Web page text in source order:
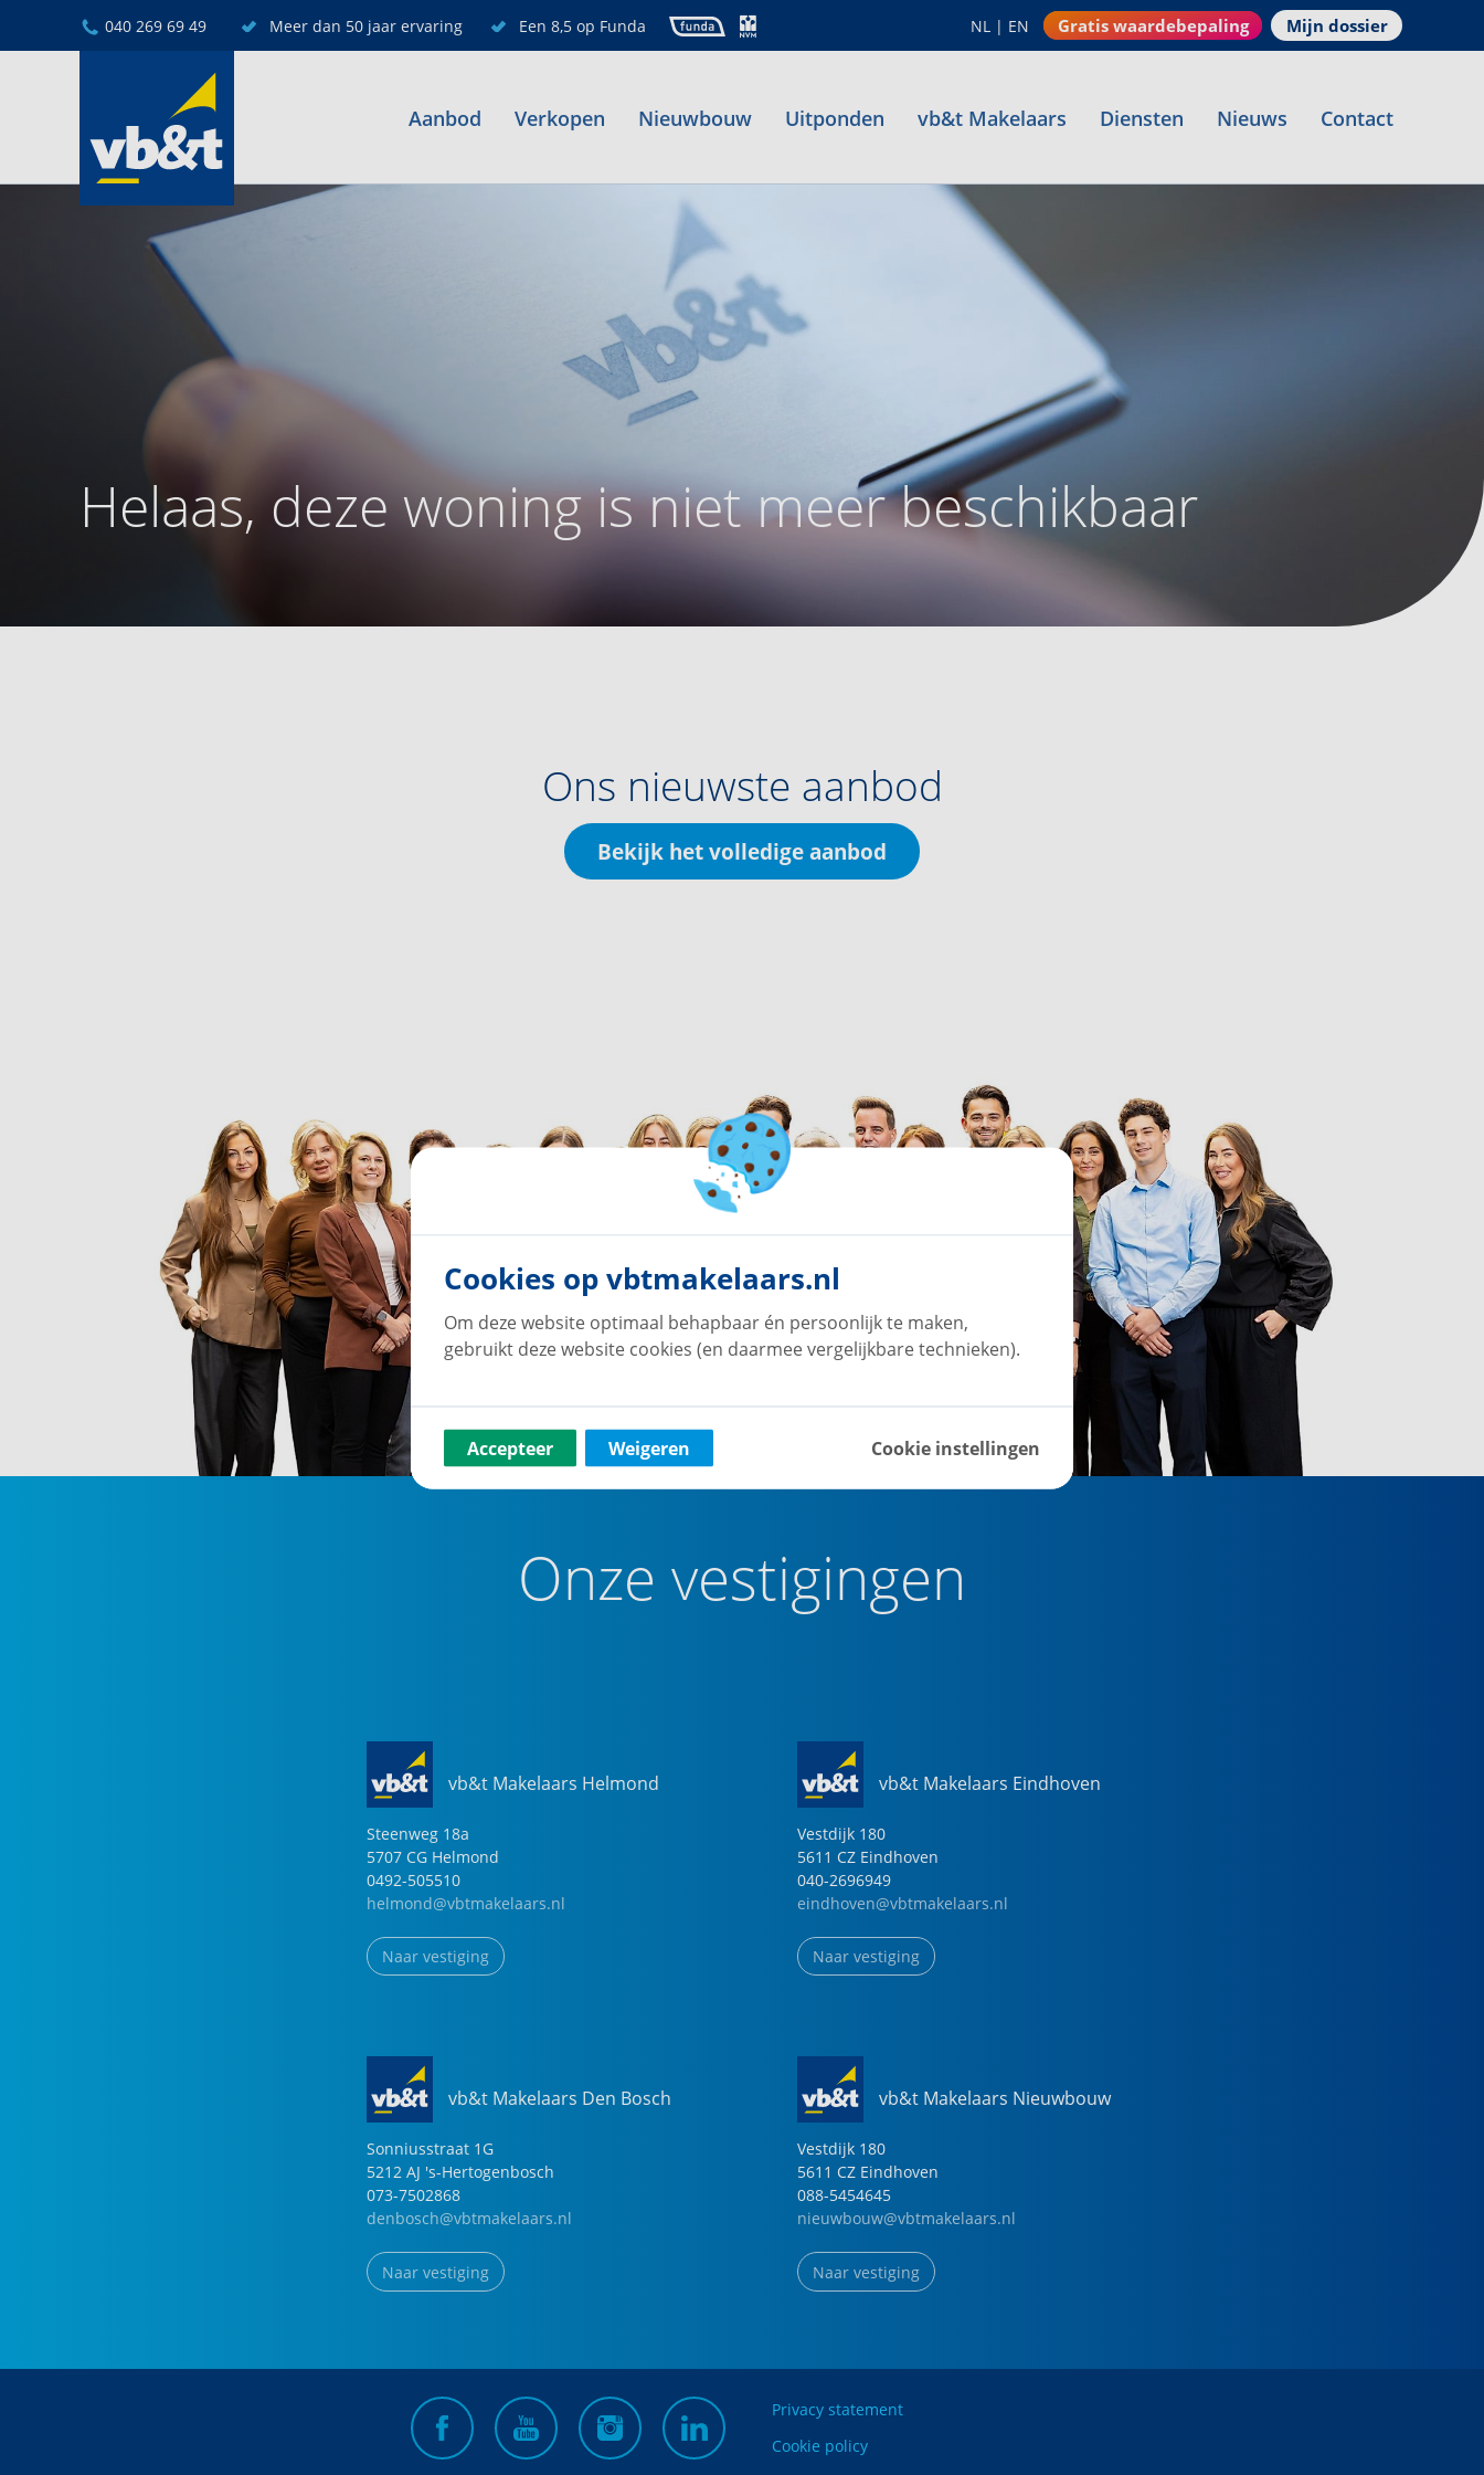
040 269 69 49 Meer dan 50 jaar ervaring Een 8,5 op Funda NL | EN Gratis waardebepaling Mijn dossier
Aanbod Verkopen Nieuwbouw Uitponden vb&t Makelaars Diensten Nieuws Contact
Helaas, deze woning is niet meer beschikbaar
Ons nieuwste aanbod
Bekijk het volledige aanbod
Onze vestigingen
vb&t Makelaars Helmond
Steenweg 18a
5707 CG Helmond
0492-505510
helmond@vbtmakelaars.nl
Naar vestiging
vb&t Makelaars Eindhoven
Vestdijk 180
5611 CZ Eindhoven
040-2696949
eindhoven@vbtmakelaars.nl
Naar vestiging
vb&t Makelaars Den Bosch
Sonniusstraat 1G
5212 AJ 's-Hertogenbosch
073-7502868
denbosch@vbtmakelaars.nl
Naar vestiging
vb&t Makelaars Nieuwbouw
Vestdijk 180
5611 CZ Eindhoven
088-5454645
nieuwbouw@vbtmakelaars.nl
Naar vestiging
Privacy statement
Cookie policy
Cookies op vbtmakelaars.nl
Om deze website optimaal behapbaar én persoonlijk te maken,
gebruikt deze website cookies (en daarmee vergelijkbare technieken).
Accepteer Weigeren Cookie instellingen